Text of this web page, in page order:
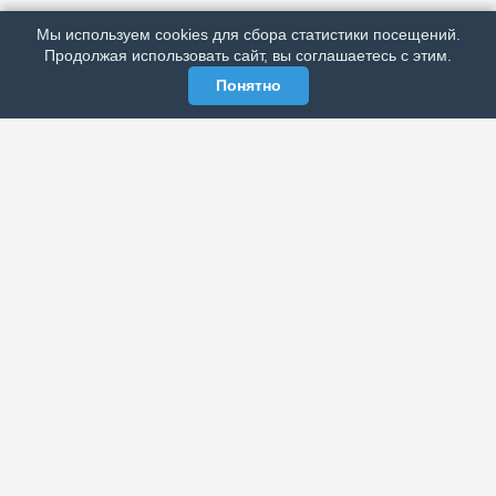
РЕКЛАМА У НАС
МЫ В СОЦСЕТЯХ
Мы используем cookies для сбора статистики посещений.
Продолжая использовать сайт, вы соглашаетесь с этим.
Понятно